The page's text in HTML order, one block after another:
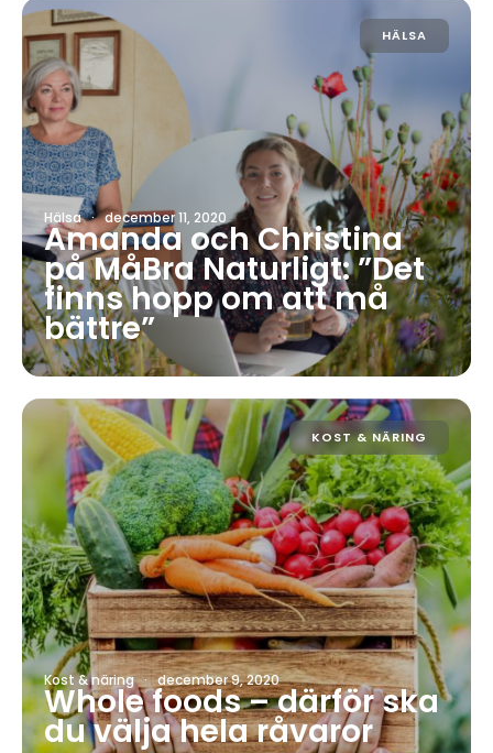
HÄLSA
Hälsa · december 11, 2020
Amanda och Christina
på MåBra Naturligt: ”Det
finns hopp om att må
bättre”
KOST & NÄRING
Kost & näring · december 9, 2020
Whole foods – därför ska
du välja hela råvaror